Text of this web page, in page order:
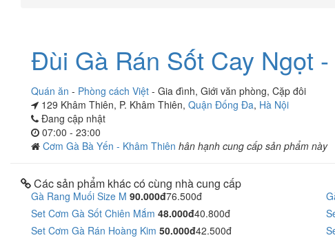
Đùi Gà Rán Sốt Cay Ngọt -
Quán ăn - Phòng cách Việt - Gia đình, Giới văn phòng, Cặp đôi
129 Khâm Thiên, P. Khâm Thiên, Quận Đống Đa, Hà Nội
Đang cập nhật
07:00 - 23:00
Cơm Gà Bà Yến - Khâm Thiên hân hạnh cung cấp sản phẩm này
Các sản phẩm khác có cùng nhà cung cấp
Gà Rang Muối Size M 90.000đ76.500đ
Set Cơm Gà Sốt Chiên Mắm 48.000đ40.800đ
Set Cơm Gà Rán Hoàng Kim 50.000đ42.500đ